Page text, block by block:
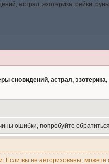
сновидений, астрал,
ошибки, попробуйте
Если вы не авторизованы,